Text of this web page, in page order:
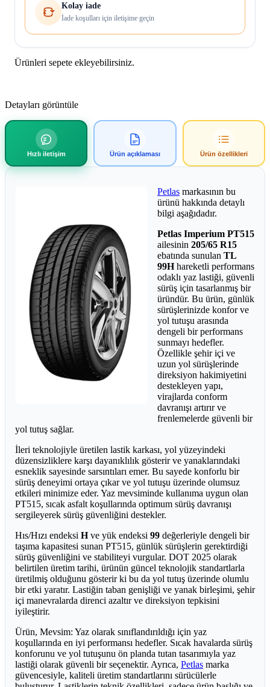
Kolay iade
İade koşulları için iletişime geçin
Ürünleri sepete ekleyebilirsiniz.
Detayları görüntüle
Hızlı iletişim Ürün açıklaması Ürün özellikleri
Petlas markasının bu
ürünü hakkında detaylı
bilgi aşağıdadır.
Petlas Imperium PT515
ailesinin 205/65 R15
ebatında sunulan TL
99Hhareketli performans
odaklı yaz lastiği, güvenli
sürüş için tasarlanmış bir
üründür. Bu ürün, günlük
sürüşlerinizde konfor ve
yol tutuşu arasında
dengeli bir performans
sunmayı hedefler.
Özellikle şehir içi ve
uzun yol sürüşlerinde
direksiyon hakimiyetini
destekleyen yapı,
virajlarda conform
davranışı artırır ve
frenlemelerde güvenli bir
yol tutuş sağlar.
İleri teknolojiyle üretilen lastik karkası, yol yüzeyindeki
düzensizliklere karşı dayanıklılık gösterir ve yanaklarındaki
esneklik sayesinde sarsıntıları emer. Bu sayede konforlu bir
sürüş deneyimi ortaya çıkar ve yol tutuşu üzerinde olumsuz
etkileri minimize eder. Yaz mevsiminde kullanıma uygun olan
PT515, sıcak asfalt koşullarında optimum sürüş davranışı
sergileyerek sürüş güvenliğini destekler.
Hıs/Hızı endeksi Hve yük endeksi 99 değerleriyle dengeli bir
taşıma kapasitesi sunan PT515, günlük sürüşlerin gerektirdiği
sürüş güvenliğini ve stabiliteyi vurgular. DOT 2025 olarak
belirtilen üretim tarihi, ürünün güncel teknolojik standartlarla
üretilmiş olduğunu gösterir ki bu da yol tutuş üzerinde olumlu
bir etki yaratır. Lastiğin taban genişliği ve yanak birleşimi, şehir
içi manevralarda direnci azaltır ve direksiyon tepkisini
iyileştirir.
Ürün, Mevsim: Yaz olarak sınıflandırıldığı için yaz
koşullarında en iyi performansı hedefler. Sıcak havalarda sürüş
konforunu ve yol tutuşunu ön planda tutan tasarımıyla yaz
lastiği olarak güvenli bir seçenektir. Ayrıca, Petlas marka
güvencesiyle, kaliteli üretim standartlarını sürücülerle